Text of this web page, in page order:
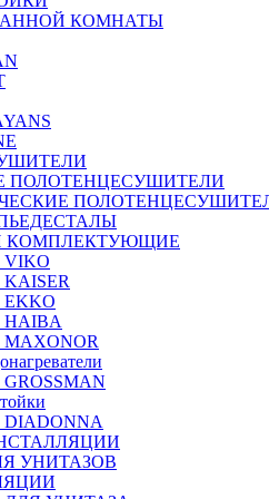
КОМНАТЫ
ПОЛОТЕНЦЕСУШИТЕЛИ
КОМПЛЕКТУЮЩИЕ
VIKO
KAISER
EKKO
HAIBA
MAXONOR
GROSSMAN
DIADONNA
УНИТАЗОВ